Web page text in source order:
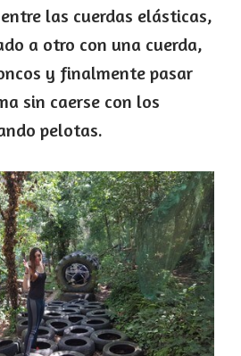
las cuerdas elásticas,
a otro con una cuerda,
y finalmente pasar
sin caerse con los
pelotas.